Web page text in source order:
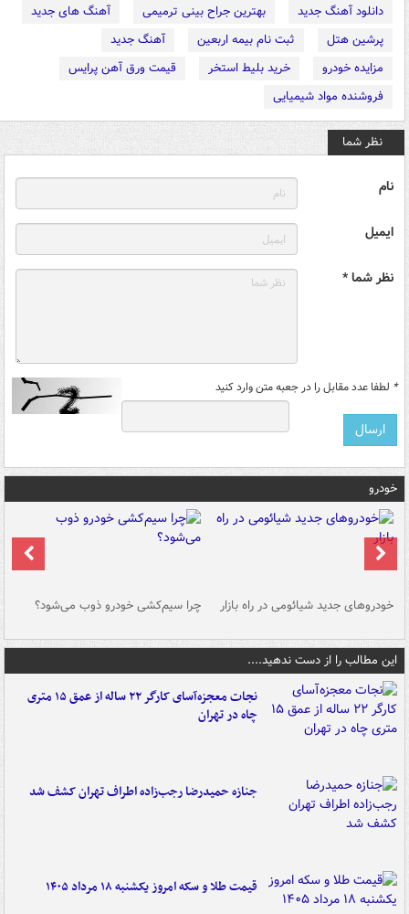
دانلود آهنگ جدید
بهترین جراح بینی ترمیمی
آهنگ های جدید
پرشین هتل
ثبت نام بیمه اربعین
آهنگ جدید
مزایده خودرو
خرید بلیط استخر
قیمت ورق آهن پرایس
فروشنده مواد شیمیایی
نظر شما
نام
ایمیل
نظر شما *
* لطفا عدد مقابل را در جعبه متن وارد کنید
خودرو
خودروهای جدید شیائومی در راه بازار چرا سیم‌کشی خودرو ذوب می‌شود؟
این مطالب را از دست ندهید....
نجات معجزه‌آسای کارگر ۲۲ ساله از عمق ۱۵ متری
چاه در تهران
جنازه حمیدرضا رجب‌زاده اطراف تهران کشف شد
قیمت طلا و سکه امروز یکشنبه ۱۸ مرداد ۱۴۰۵